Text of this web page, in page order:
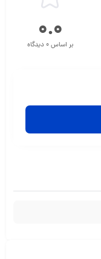
0.0
بر اساس 0 دیدگاه